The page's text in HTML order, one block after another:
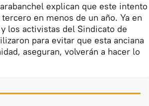
explican que este intento
en menos de un año. Ya en
los activistas del Sindicato de
para evitar que esta anciana
aseguran, volverán a hacer lo